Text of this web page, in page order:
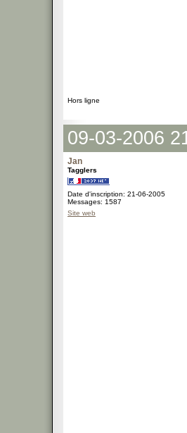
Hors ligne
09-03-2006
Jan
Tagglers
Date d'inscription: 21-06-2005
Messages: 1587
Site web